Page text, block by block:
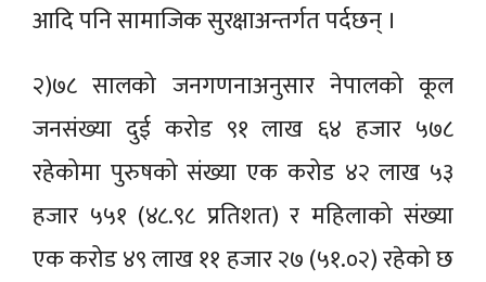
आदि पनि सामाजिक सुरक्षाअन्तर्गत पर्दछन् ।
२)७८ सालको जनगणनाअनुसार नेपालको कूल
जनसंख्या दुई करोड ९१ लाख ६४ हजार ५७८
रहेकोमा पुरुषको संख्या एक करोड ४२ लाख ५३
हजार ५५१ (४८.९८ प्रतिशत) र महिलाको संख्या
एक करोड ४९ लाख ११ हजार २७ (५१.०२) रहेको छ